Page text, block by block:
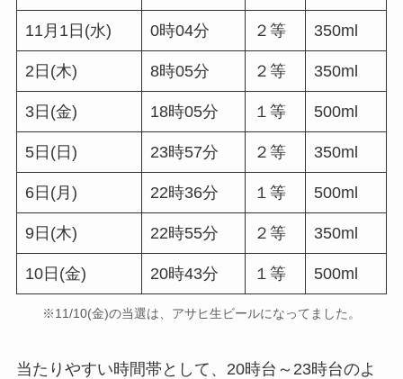
11月1日(水) 0時04分 ２等 350ml
2日(木) 8時05分 ２等 350ml
3日(金) 18時05分 １等 500ml
5日(日) 23時57分 ２等 350ml
6日(月) 22時36分 １等 500ml
9日(木) 22時55分 ２等 350ml
10日(金) 20時43分 １等 500ml
※11/10(金)の当選は、アサヒ生ビールになってました。
当たりやすい時間帯として、20時台～23時台のよ